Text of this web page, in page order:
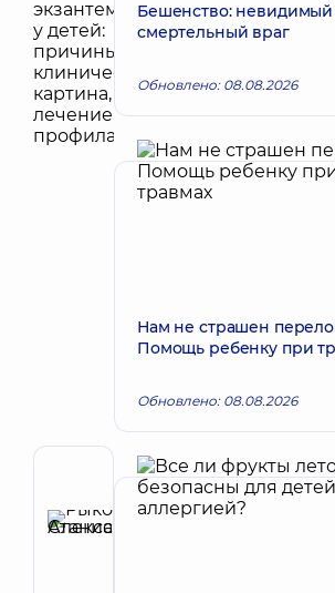
Автор,
Рецензент
Бешенство: невидимый
смертельный враг
Обновлено: 08.08.2026
Нам не страшен
Помощь ребенку при
Обновлено: 08.08.2026